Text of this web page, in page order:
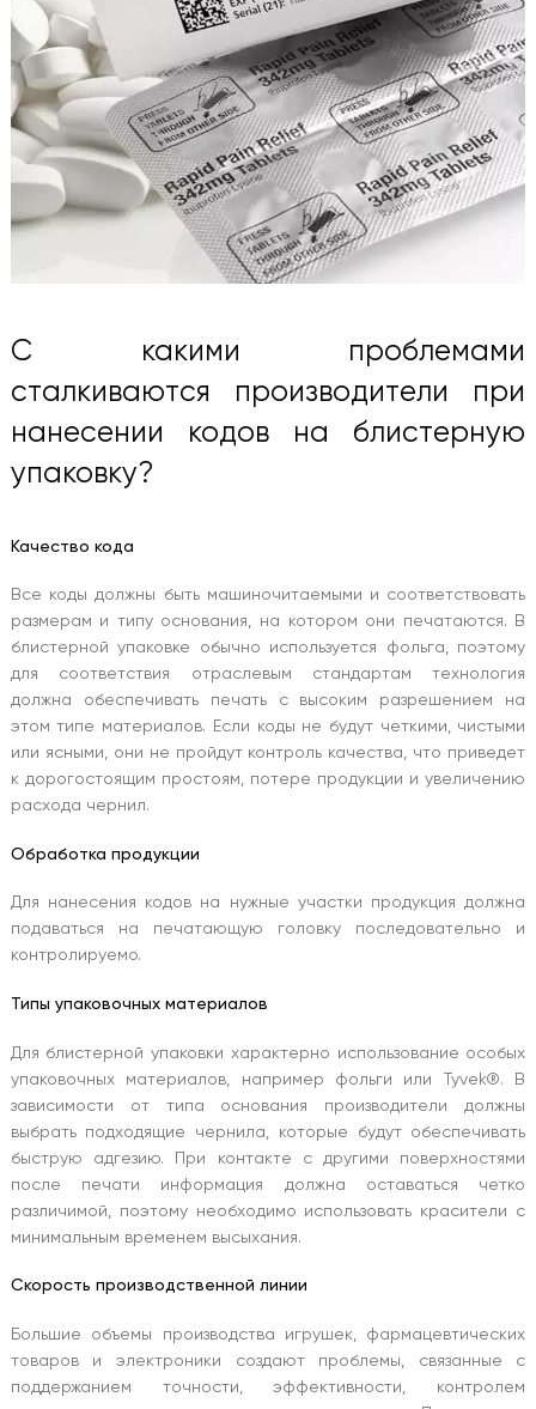
С какими проблемами
сталкиваются производители при
нанесении кодов на блистерную
упаковку?
Качество кода
Все коды должны быть машиночитаемыми и соответствовать
размерам и типу основания, на котором они печатаются. В
блистерной упаковке обычно используется фольга, поэтому
для соответствия отраслевым стандартам технология
должна обеспечивать печать с высоким разрешением на
этом типе материалов. Если коды не будут четкими, чистыми
или ясными, они не пройдут контроль качества, что приведет
к дорогостоящим простоям, потере продукции и увеличению
расхода чернил.
Обработка продукции
Для нанесения кодов на нужные участки продукция должна
подаваться на печатающую головку последовательно и
контролируемо.
Типы упаковочных материалов
Для блистерной упаковки характерно использование особых
упаковочных материалов, например фольги или Tyvek®. В
зависимости от типа основания производители должны
выбрать подходящие чернила, которые будут обеспечивать
быструю адгезию. При контакте с другими поверхностями
после печати информация должна оставаться четко
различимой, поэтому необходимо использовать красители с
минимальным временем высыхания.
Скорость производственной линии
Большие объемы производства игрушек, фармацевтических
товаров и электроники создают проблемы, связанные с
поддержанием точности, эффективности, контролем